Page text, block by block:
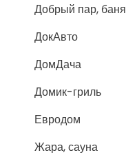
Добрый пар, баня
ДокАвто
ДомДача
Домик-гриль
Евродом
Жара, сауна